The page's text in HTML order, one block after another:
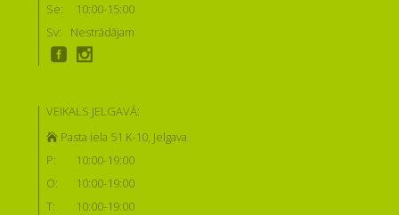
Se:
10:00-15:00
Sv:
Nestrādājam
VEIKALS JELGAVĀ:
Pasta iela 51 K-10, Jelgava
P:
10:00-19:00
O:
10:00-19:00
T:
10:00-19:00